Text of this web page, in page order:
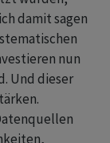
damit sagen
nun
Und dieser